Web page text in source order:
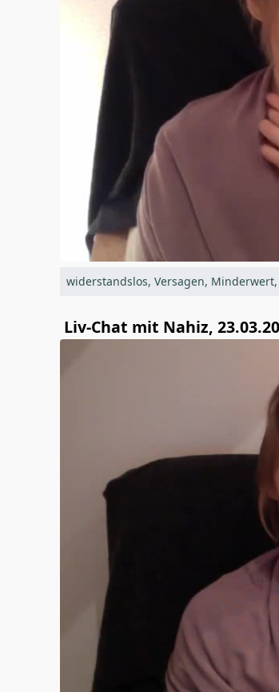
widerstandslos, Versagen,
Liv-Chat mit Nahiz,